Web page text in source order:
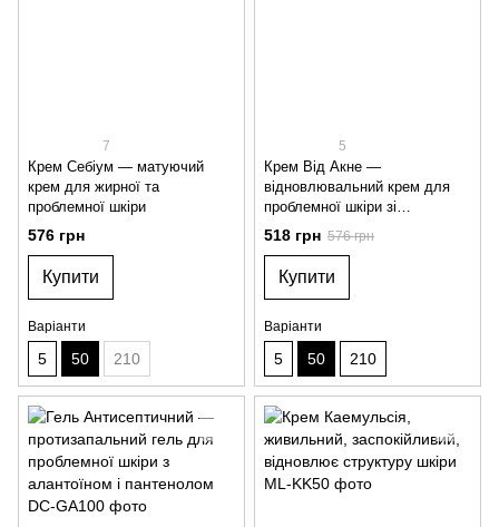
7
Крем Себіум — матуючий
крем для жирної та
проблемної шкіри
576 грн
Купити
Варіанти
5 50 210
5
Крем Від Акне —
відновлювальний крем для
проблемної шкіри зі
схильністю до сухості
518 грн 576 грн
Купити
Варіанти
5 50 210